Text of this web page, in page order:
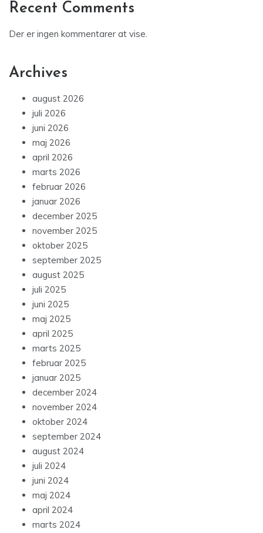
Recent Comments
Der er ingen kommentarer at vise.
Archives
august 2026
juli 2026
juni 2026
maj 2026
april 2026
marts 2026
februar 2026
januar 2026
december 2025
november 2025
oktober 2025
september 2025
august 2025
juli 2025
juni 2025
maj 2025
april 2025
marts 2025
februar 2025
januar 2025
december 2024
november 2024
oktober 2024
september 2024
august 2024
juli 2024
juni 2024
maj 2024
april 2024
marts 2024